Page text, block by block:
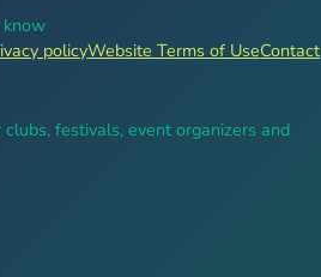
know
policyWebsite Terms of UseContact
festivals, event organizers and